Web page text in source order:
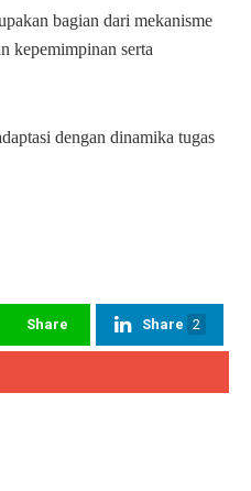
bagian dari mekanisme
kepemimpinan serta
dengan dinamika tugas
Share Share 2